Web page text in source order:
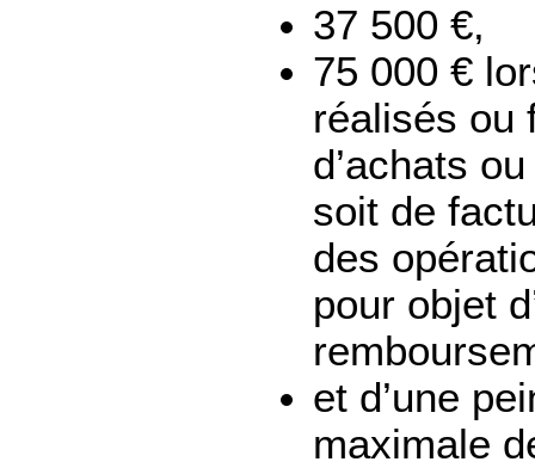
37 500 €,
75 000 €
réalisés ou
d’achats
soit de
des
pour objet
et d’une
maximale